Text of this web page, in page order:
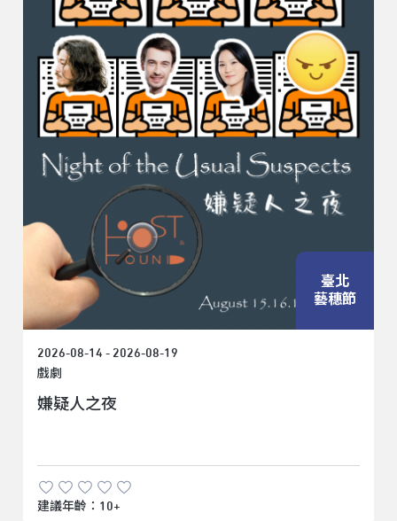
臺北
藝穗節
2026-08-14 - 2026-08-19
戲劇
嫌疑人之夜
建議年齡：10+